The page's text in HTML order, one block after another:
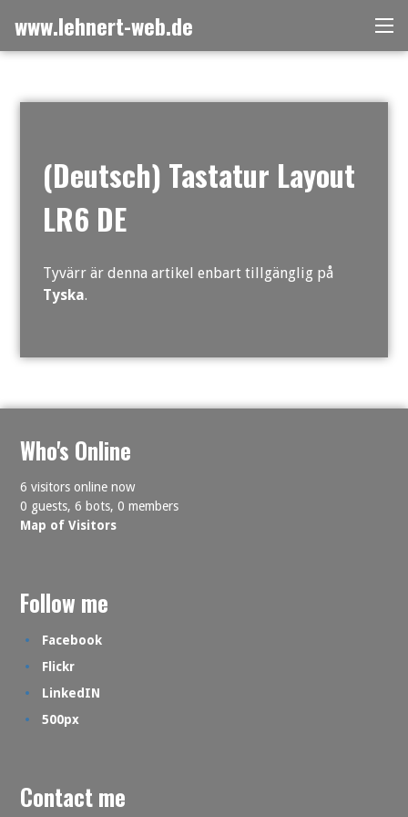
content
www.lehnert-web.de
(Deutsch) Tastatur Layout
LR6 DE
Tyvärr är denna artikel enbart tillgänglig på
Tyska.
Who's Online
6 visitors online now
0 guests, 6 bots, 0 members
Map of Visitors
Follow me
Facebook
Flickr
LinkedIN
500px
Contact me